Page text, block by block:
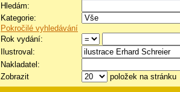
Hledám:
Kategorie:
Pokročilé vyhledávání
Rok vydání:
Ilustroval:
Nakladatel:
Zobrazit
položek na stránku